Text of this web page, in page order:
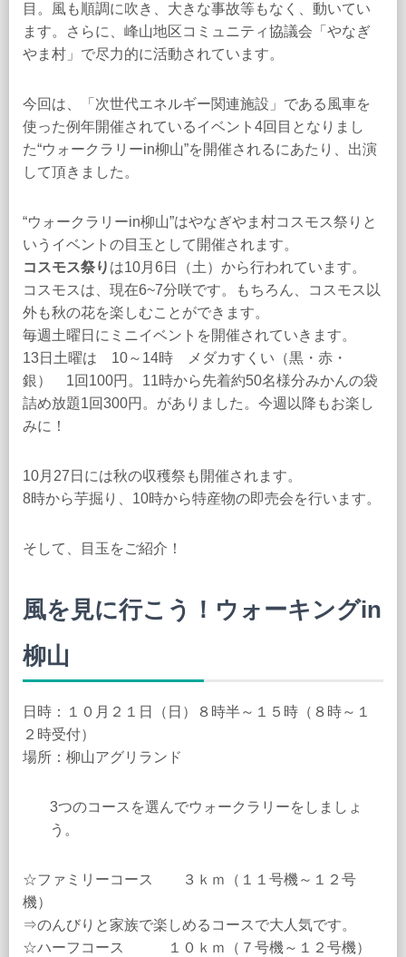
目。風も順調に吹き、大きな事故等もなく、動いてい
ます。さらに、峰山地区コミュニティ協議会「やなぎ
やま村」で尽力的に活動されています。
今回は、「次世代エネルギー関連施設」である風車を
使った例年開催されているイベント4回目となりまし
た“ウォークラリーin柳山”を開催されるにあたり、出演
して頂きました。
“ウォークラリーin柳山”はやなぎやま村コスモス祭りと
いうイベントの目玉として開催されます。
コスモス祭り は10月6日（土）から行われています。
コスモスは、現在6~7分咲です。もちろん、コスモス以
外も秋の花を楽しむことができます。
毎週土曜日にミニイベントを開催されていきます。
13日土曜は 10～14時 メダカすくい（黒・赤・
銀） 1回100円。11時から先着約50名様分みかんの袋
詰め放題1回300円。がありました。今週以降もお楽し
みに！
10月27日には秋の収穫祭も開催されます。
8時から芋掘り、10時から特産物の即売会を行います。
そして、目玉をご紹介！
風を見に行こう！ウォーキングin
柳山
日時：１０月２１日（日）８時半～１５時（８時～１
２時受付）
場所：柳山アグリランド
3つのコースを選んでウォークラリーをしましょ
う。
☆ファミリーコース ３ｋｍ（１１号機～１２号
機）
⇒のんびりと家族で楽しめるコースで大人気です。
☆ハーフコース １０ｋｍ（７号機～１２号機）